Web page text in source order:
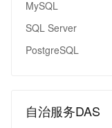
MySQL
SQL Server
PostgreSQL
自治服务DAS